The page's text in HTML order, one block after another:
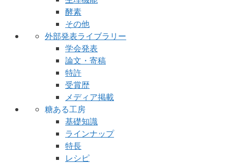
酵素
その他
外部発表ライブラリー
学会発表
論文・寄稿
特許
受賞歴
メディア掲載
糖ある工房
基礎知識
ラインナップ
特長
レシピ